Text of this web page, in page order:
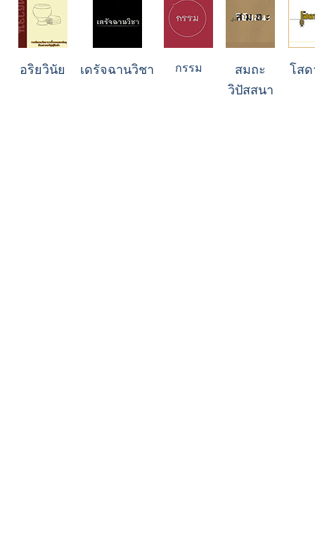
อริยวินัย เดรัจฉานวิชา กรรม
สมถะ
วิปัสสนา
โส